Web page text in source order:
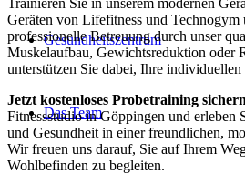
Gesundheitszentrum
Das Team
Geräten von Lifefitness und Technogym
professionelle Betreuung durch unser
Muskelaufbau, Gewichtsreduktion oder
unterstützen Sie dabei, Ihre
Jetzt kostenloses Probetraining
Fitnessstudio in Göppingen und erleben
und Gesundheit in einer freundlichen,
Wir freuen uns darauf, Sie auf Ihrem
Wohlbefinden zu begleiten.